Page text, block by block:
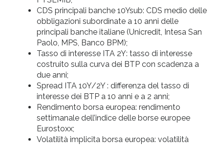
CDS principali banche 10Ysub: CDS medio delle
obbligazioni subordinate a 10 anni delle
principali banche italiane (Unicredit, Intesa San
Paolo, MPS, Banco BPM);
Tasso di interesse ITA 2Y: tasso di interesse
costruito sulla curva dei BTP con scadenza a
due anni;
Spread ITA 10Y/2Y : differenza del tasso di
interesse dei BTP a 10 anni e a 2 anni;
Rendimento borsa europea: rendimento
settimanale dell’indice delle borse europee
Eurostoxx;
Volatilità implicita borsa europea: volatilità